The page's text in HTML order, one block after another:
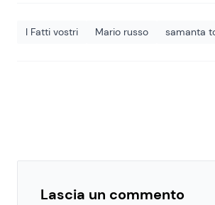
I Fatti vostri Mario russo samanta
Lascia un commento